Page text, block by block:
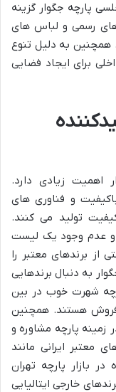
پارچه جگوار گزینه
رسمی و لباس های
به دلیل تنوع
برای ایجاد فضایی
اهمیت زیادی دارد.
و فناوری های
تولید می کنند.
و عدم وجود یک لیست
از برندهای معتبر را
به دنبال برندهایی
شهرت خوب در بین
فروش هستند. همچنین
پارچه مشاوره و
معتبر ایرانی مانند
بازار پارچه تهران
خارجی ایتالیایی